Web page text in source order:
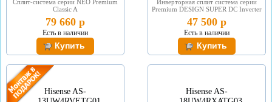
Сплит-система серии NEO Premium
Classic A
79 660 р
Есть в наличии
Инверторная сплит система серии
Premium DESIGN SUPER DC Inverter
47 500 р
Есть в наличии
Hisense AS-
Hisense AS-